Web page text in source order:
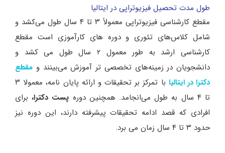
طول مدت تحصیل فیزیوتراپی در ایتالیا
مقطع کارشناسی فیزیوتراپی معمولاً ۳ تا ۴ سال طول می‌کشد و
شامل کلاس‌های تئوری و دوره ‌های کارآموزی است مقطع
کارشناسی ارشد به ‌طور معمول ۲ سال طول می‌ کشد و
دانشجویان در زمینه‌های تخصصی‌ تر آموزش می‌بینند و مقطع
دکترا در ایتالیا
با تمرکز بر تحقیقات و ارائه پایان ‌نامه، معمولا ۳
تا ۴ سال به طول می‌انجامد. همچنین دوره
پست دکترا، برای
افرادی که قصد ادامه تحقیقات پیشرفته دارند، این دوره نیز
حدود ۳ تا ۴ سال زمان می‌ برد.